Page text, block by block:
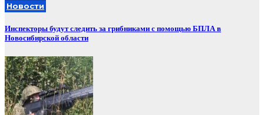
Новости
Инспекторы будут следить за грибниками с помощью БПЛА в
Новосибирской области